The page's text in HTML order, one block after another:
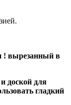
! вырезанный в
доской для
гладкий